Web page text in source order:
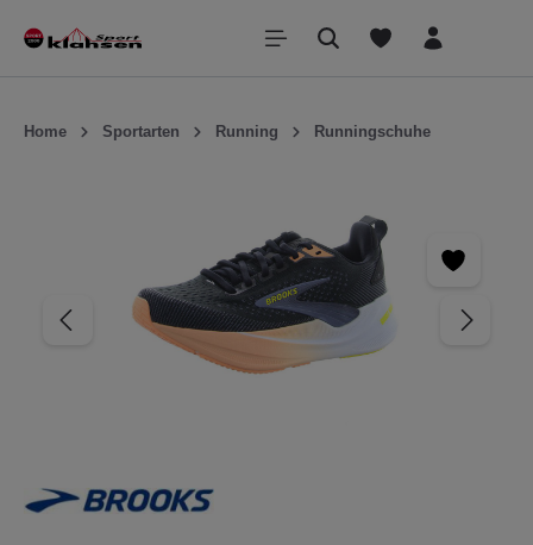
springen
Home Sportarten Running Runningschuhe